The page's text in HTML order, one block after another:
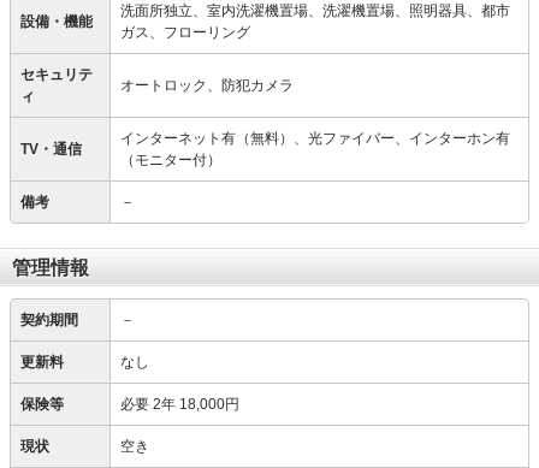
設備・機能
洗面所独立、室内洗濯機置場、洗濯機置場、照明器具、都市
ガス、フローリング
セキュリテ
ィ
オートロック、防犯カメラ
TV・通信
インターネット有（無料）、光ファイバー、インターホン有
（モニター付）
備考 －
管理情報
契約期間 －
更新料 なし
保険等 必要 2年 18,000円
現状 空き